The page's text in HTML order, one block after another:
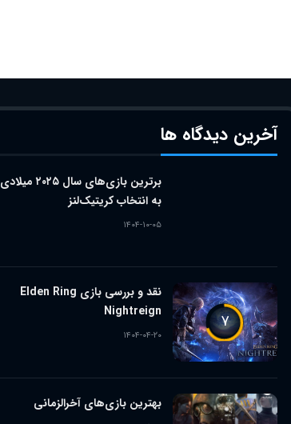
آخرین دیدگاه ها
برترین بازی‌های سال ۲۰۲۵ میلادی
به انتخاب کریتیک‌لنز
۱۴۰۴-۱۰-۰۵
۷
نقد و بررسی بازی Elden Ring
Nightreign
۱۴۰۴-۰۴-۲۰
بهترین بازی‌های آخرالزمانی